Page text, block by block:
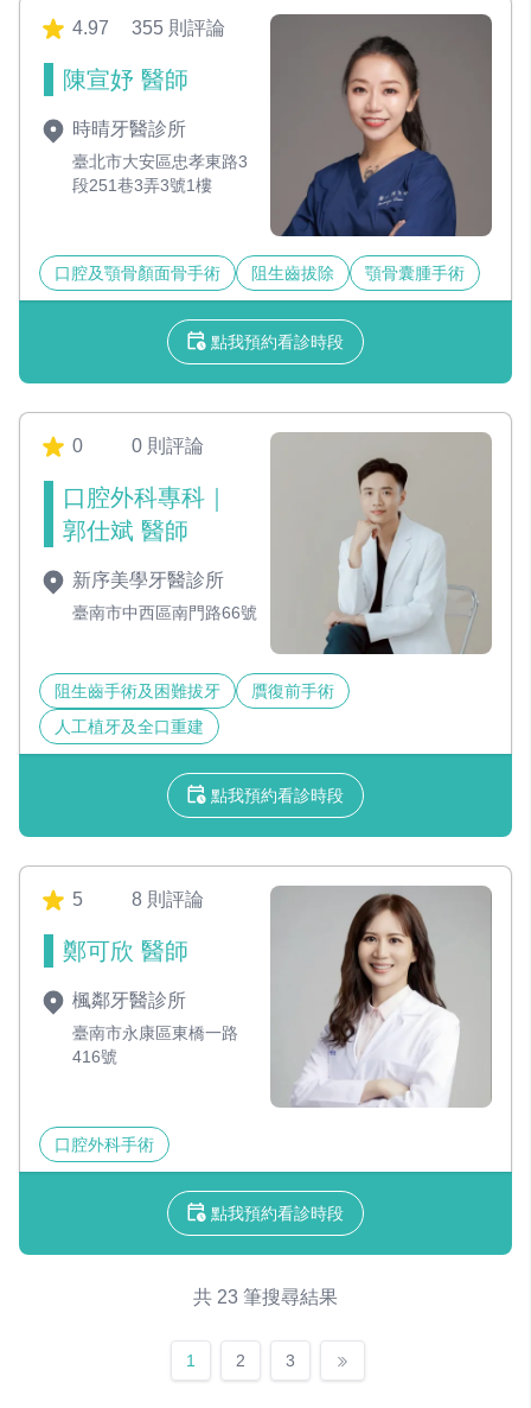
4.97 355 則評論
陳宣妤 醫師
時晴牙醫診所
臺北市大安區忠孝東路3
段251巷3弄3號1樓
口腔及顎骨顏面骨手術 阻生齒拔除 顎骨囊腫手術
點我預約看診時段
0 0 則評論
口腔外科專科｜
郭仕斌 醫師
新序美學牙醫診所
臺南市中西區南門路66號
阻生齒手術及困難拔牙
贋復前手術
人工植牙及全口重建
點我預約看診時段
5 8 則評論
鄭可欣 醫師
楓鄰牙醫診所
臺南市永康區東橋一路
416號
口腔外科手術
點我預約看診時段
共 23 筆搜尋結果
1 2 3